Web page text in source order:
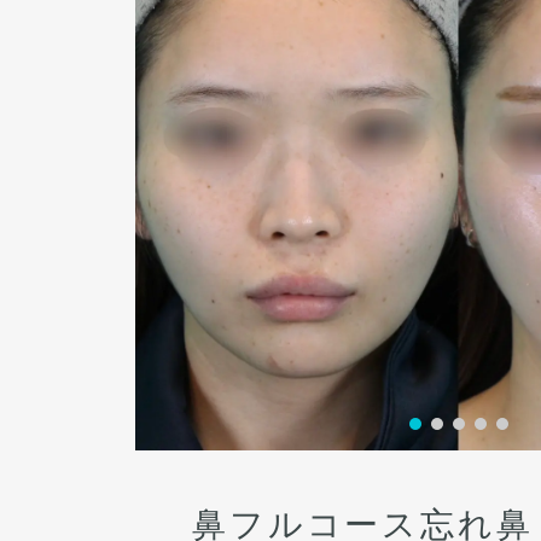
鼻フルコース忘れ鼻
術後１ヶ月